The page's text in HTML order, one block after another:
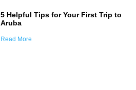
5 Helpful Tips for Your First Trip to
Aruba
Read More